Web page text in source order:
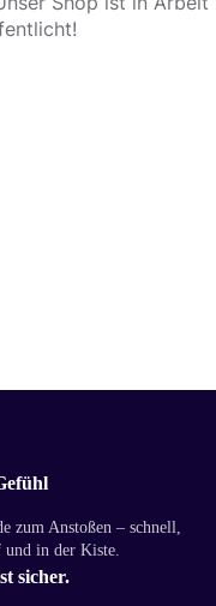
zum Anstoßen – schnell,
und in der Kiste.
sicher.